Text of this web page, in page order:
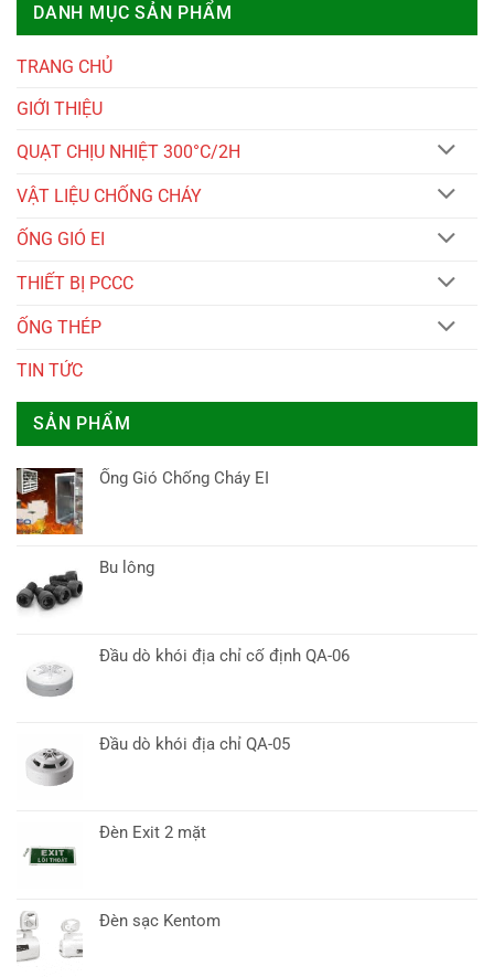
DANH MỤC SẢN PHẨM
TRANG CHỦ
GIỚI THIỆU
QUẠT CHỊU NHIỆT 300°C/2H
VẬT LIỆU CHỐNG CHÁY
ỐNG GIÓ EI
THIẾT BỊ PCCC
ỐNG THÉP
TIN TỨC
SẢN PHẨM
Ống Gió Chống Cháy EI
Bu lông
Đầu dò khói địa chỉ cố định QA-06
Đầu dò khói địa chỉ QA-05
Đèn Exit 2 mặt
Đèn sạc Kentom